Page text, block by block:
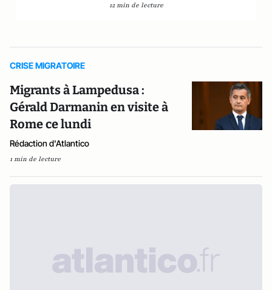
12 min de lecture
CRISE MIGRATOIRE
Migrants à Lampedusa :
Gérald Darmanin en visite à
Rome ce lundi
Rédaction d'Atlantico
1 min de lecture